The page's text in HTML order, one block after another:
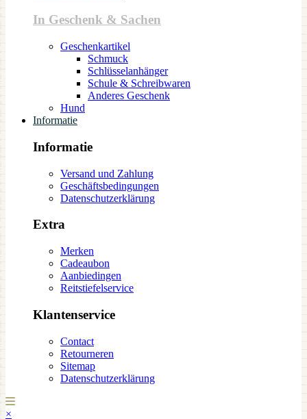
In Geschenk & Sachen
Geschenkartikel
Schmuck
Schlüsselanhänger
Schule & Schreibwaren
Anderes Geschenk
Hund
Informatie
Informatie
Versand und Zahlung
Geschäftsbedingungen
Datenschutzerklärung
Extra
Merken
Cadeaubon
Aanbiedingen
Reitstiefelservice
Klantenservice
Contact
Retourneren
Sitemap
Datenschutzerklärung
×